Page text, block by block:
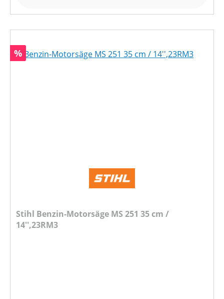
Rabatt
%
Stihl Benzin-Motorsäge MS 251 35 cm /
14'',23RM3